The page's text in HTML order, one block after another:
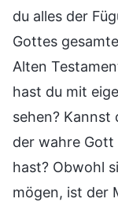
du alles der
Gottes
Alten
hast du mit
sehen? Kannst
der wahre Gott
hast? Obwohl
mögen, ist der